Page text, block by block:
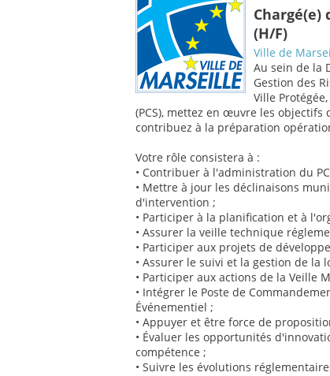
Chargé(e)
(H/F)
Ville de
Au sein de la
Gestion des
Ville
(PCS), mettez en œuvre les
contribuez à la préparation
Votre rôle consistera à :
• Contribuer à l'administration du
• Mettre à jour les déclinaisons
d'intervention ;
• Participer à la planification et à
• Assurer la veille technique
• Participer aux projets de
• Assurer le suivi et la gestion de la
• Participer aux actions de la Veille
• Intégrer le Poste de
Événementiel ;
• Appuyer et être force de
• Évaluer les opportunités
compétence ;
• Suivre les évolutions